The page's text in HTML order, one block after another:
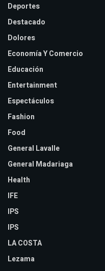
Deportes
Destacado
Dolores
Economía Y Comercio
Educación
Entertainment
Espectáculos
Fashion
Food
General Lavalle
General Madariaga
Health
IFE
IPS
IPS
LA COSTA
Lezama